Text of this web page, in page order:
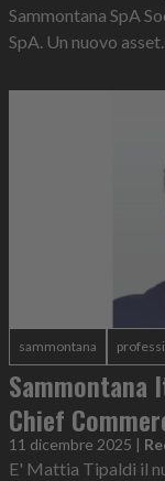
Sammontana SpA
SpA. Un nuovo
sammontana
Sammontana
Chief
11 dicembre 2025 |
E' Mattia Tipaldi il